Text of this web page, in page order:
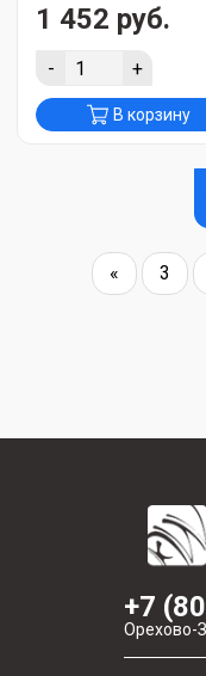
1 452 руб.
- +
В корзину
« 3
+7
Орехово-